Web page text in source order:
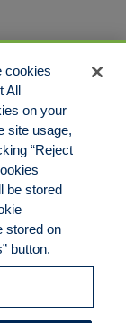
Cookies Policy
cookies
All
on your
site usage,
“Reject
be stored
stored on
button.